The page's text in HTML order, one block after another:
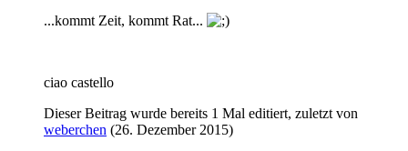
...kommt Zeit, kommt Rat...
ciao castello
Dieser Beitrag wurde bereits 1 Mal editiert, zuletzt von
weberchen (26. Dezember 2015)